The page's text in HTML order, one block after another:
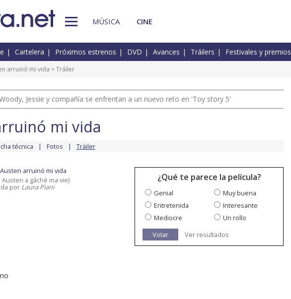
MÚSICA CINE
Cartelera Próximos estrenos DVD Avances Tráilers Festivales y premios
arruinó mi vida > Tráiler
Jessie y compañía se enfrentan a un nuevo reto en 'Toy story 5'
mi vida
técnica Fotos Tráiler
arruinó mi vida
Austen a gâché ma vie)
por Laura Piani
¿Qué te parece la película?
Genial
Muy buena
Entretenida
Interesante
Mediocre
Un rollo
Votar
Ver resultados